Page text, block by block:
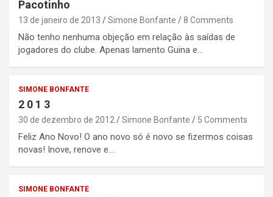
Pacotinho
13 de janeiro de 2013 Simone Bonfante 8 Comments
Não tenho nenhuma objeção em relação às saídas de
jogadores do clube. Apenas lamento Guina e…
SIMONE BONFANTE
2 0 1 3
30 de dezembro de 2012 Simone Bonfante 5 Comments
Feliz Ano Novo! O ano novo só é novo se fizermos coisas
novas! Inove, renove e…
SIMONE BONFANTE